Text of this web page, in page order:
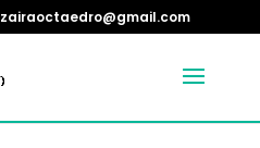
zairaoctaedro@gmail.com